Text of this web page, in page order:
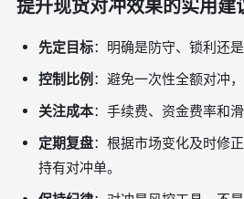
提升现货对冲效果的实用建
先定目标：明确是防守、锁利还是
控制比例 ：避免一次性全额对冲
关注成本：手续费、资金费率和
定期复盘：根据市场变化及时修
持有对冲单。